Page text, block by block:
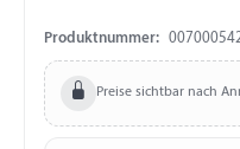
Produktnummer:
Preise sichtbar nach